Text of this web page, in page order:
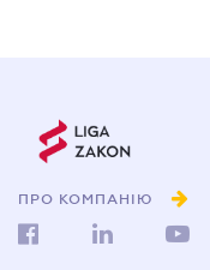
ПРО КОМПАНІЮ